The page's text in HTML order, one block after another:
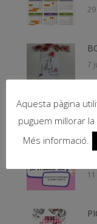
7
Aquesta pàgina
puguem millorar
Més informació.